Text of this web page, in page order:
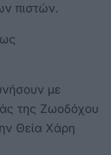
πιστών.
με
της Ζωοδόχου
Θεία Χάρη